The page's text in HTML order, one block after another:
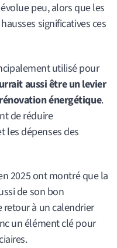
peu, alors que les
significatives ces
utilisé pour
aussi être un levier
énergétique.
de réduire
les dépenses des
2025 ont montré que la
de son bon
à un calendrier
un élément clé pour